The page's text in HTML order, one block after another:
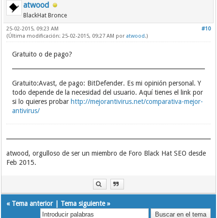
atwood
BlackHat Bronce
#10
25-02-2015, 09:23 AM
(Última modificación: 25-02-2015, 09:27 AM por atwood.)
Gratuito o de pago?
Gratuito:Avast, de pago: BitDefender. Es mi opinión personal. Y
todo depende de la necesidad del usuario. Aquí tienes el link por
si lo quieres probar http://mejorantivirus.net/comparativa-mejor-
antivirus/
atwood, orgulloso de ser un miembro de Foro Black Hat SEO desde
Feb 2015.
« Tema anterior| Tema siguiente»